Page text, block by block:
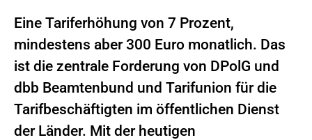
Eine Tariferhöhung von 7 Prozent,
mindestens aber 300 Euro monatlich. Das
ist die zentrale Forderung von DPolG und
dbb Beamtenbund und Tarifunion für die
Tarifbeschäftigten im öffentlichen Dienst
der Länder. Mit der heutigen